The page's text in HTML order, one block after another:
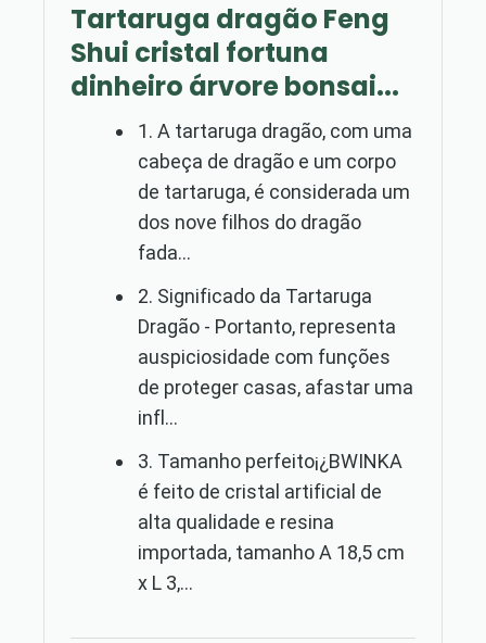
Tartaruga dragão Feng
Shui cristal fortuna
dinheiro árvore bonsai...
1. A tartaruga dragão, com uma
cabeça de dragão e um corpo
de tartaruga, é considerada um
dos nove filhos do dragão
fada...
2. Significado da Tartaruga
Dragão - Portanto, representa
auspiciosidade com funções
de proteger casas, afastar uma
infl...
3. Tamanho perfeito¡¿BWINKA
é feito de cristal artificial de
alta qualidade e resina
importada, tamanho A 18,5 cm
x L 3,...